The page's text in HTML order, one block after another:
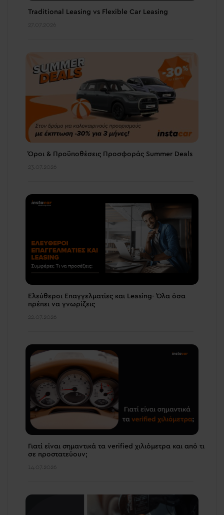
Traditional Leasing vs Flexible Car Leasing
27.07.2026
Όροι & Προϋποθέσεις Προσφοράς Summer Deals
23.07.2026
Ελεύθεροι Επαγγελματίες και Leasing- Όλα όσα
πρέπει να γνωρίζεις
22.07.2026
Γιατί είναι σημαντικά τα verified χιλιόμετρα και από τι
σε προστατεύουν;
14.07.2026